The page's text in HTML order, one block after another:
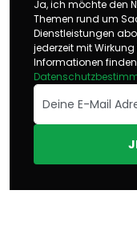
Ja, ich möchte den
Themen rund um
Dienstleistungen
jederzeit mit
Informationen finden